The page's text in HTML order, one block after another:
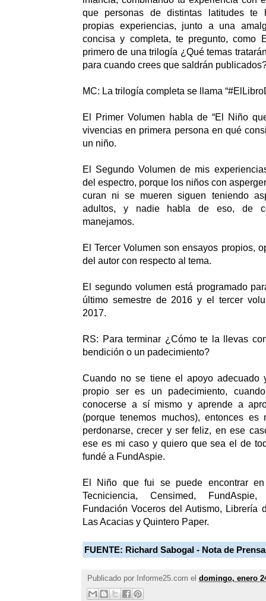
que personas de distintas latitudes te
propias experiencias, junto a una
concisa y completa, te pregunto,
primero de una trilogía ¿Qué temas
para cuando crees que saldrán
MC: La trilogía completa se llama
El Primer Volumen habla de “El Niño
vivencias en primera persona en qué
un niño.
El Segundo Volumen de mis
del espectro, porque los niños con
curan ni se mueren siguen teniendo
adultos, y nadie habla de eso, de
manejamos.
El Tercer Volumen son ensayos propios,
del autor con respecto al tema.
El segundo volumen está programado
último semestre de 2016 y el tercer
2017.
RS: Para terminar ¿Cómo te la llevas
bendición o un padecimiento?
Cuando no se tiene el apoyo adecuado
propio ser es un padecimiento,
conocerse a sí mismo y aprende a
(porque tenemos muchos), entonces
perdonarse, crecer y ser feliz, en ese
ese es mi caso y quiero que sea el de
fundé a FundAspie.
El Niño que fui se puede encontrar en
Tecniciencia, Censimed,
Fundación Voceros del Autismo, Librería
Las Acacias y Quintero Paper.
FUENTE: Richard Sabogal - Nota de Prensa
Publicado por Informe25.com el domingo, enero